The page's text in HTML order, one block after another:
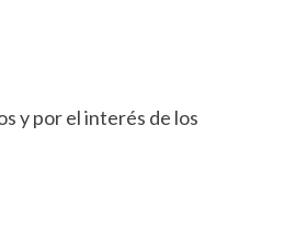
y por el interés de los